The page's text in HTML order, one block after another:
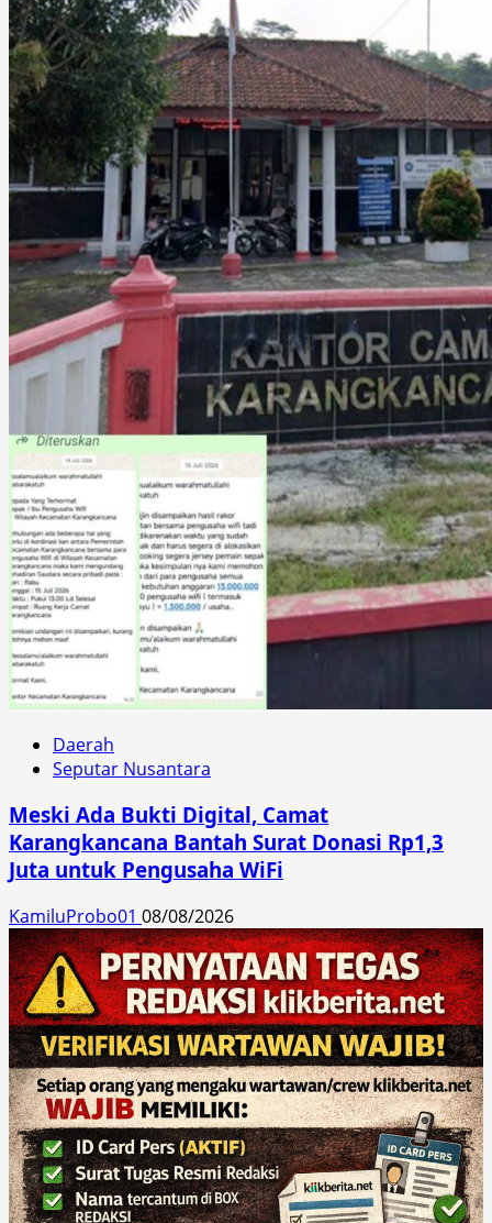
Daerah
Seputar Nusantara
Meski Ada Bukti Digital, Camat
Karangkancana Bantah Surat Donasi Rp1,3
Juta untuk Pengusaha WiFi
KamiluProbo01 08/08/2026